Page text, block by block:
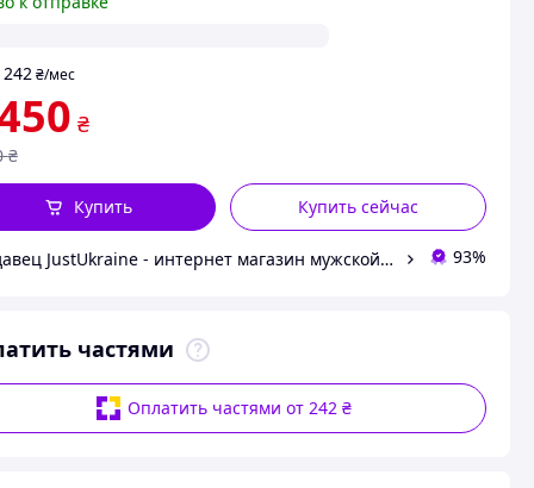
242 ₴/мес
₴
₴
Купить сейчас
Купить
Продавец JustUkraine - интернет магазин мужской и женской обуви 93%
частями
Оплатить частями от 242 ₴